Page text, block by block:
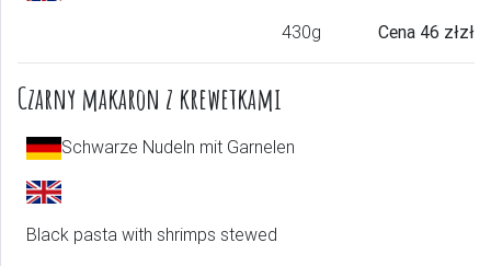
430g Cena 46 złzł
Czarny makaron z krewetkami
Schwarze Nudeln mit Garnelen
Black pasta with shrimps stewed